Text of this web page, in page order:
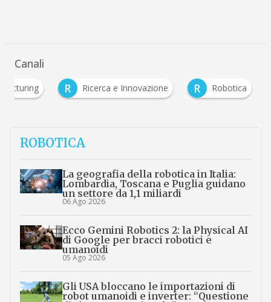
Canali
R Ricerca e Innovazione R Robotica
ROBOTICA
La geografia della robotica in Italia:
Lombardia, Toscana e Puglia guidano
un settore da 1,1 miliardi
06 Ago 2026
Ecco Gemini Robotics 2: la Physical AI
di Google per bracci robotici e
umanoidi
05 Ago 2026
Gli USA bloccano le importazioni di
robot umanoidi e inverter: “Questione